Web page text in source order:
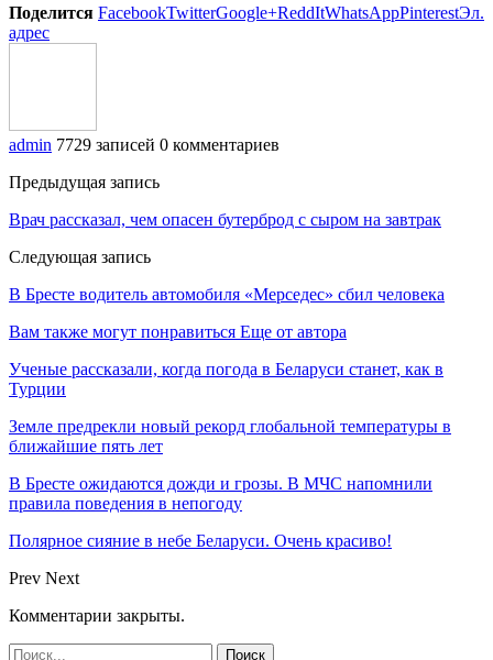
Поделится FacebookTwitterGoogle+ReddItWhatsAppPinterestЭл.
адрес
admin 7729 записей 0 комментариев
Предыдущая запись
Врач рассказал, чем опасен бутерброд с сыром на завтрак
Следующая запись
В Бресте водитель автомобиля «Мерседес» сбил человека
Вам также могут понравиться Еще от автора
Ученые рассказали, когда погода в Беларуси станет, как в
Турции
Земле предрекли новый рекорд глобальной температуры в
ближайшие пять лет
В Бресте ожидаются дожди и грозы. В МЧС напомнили
правила поведения в непогоду
Полярное сияние в небе Беларуси. Очень красиво!
Prev Next
Комментарии закрыты.